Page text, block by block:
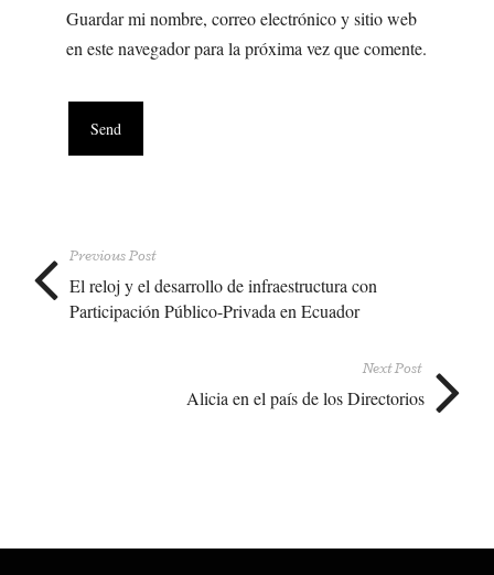
Guardar mi nombre, correo electrónico y sitio web
en este navegador para la próxima vez que comente.
Previous Post
El reloj y el desarrollo de infraestructura con
Participación Público-Privada en Ecuador
Next Post
Alicia en el país de los Directorios